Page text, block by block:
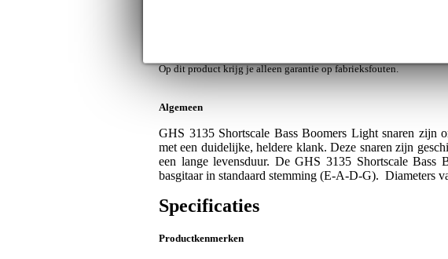
Op dit product krijg je alleen garantie op fabrieksfouten.
Algemeen
GHS 3135 Shortscale Bass Boomers Light snaren zijn
met een duidelijke, heldere klank. Deze snaren zijn
een lange levensduur. De GHS 3135 Shortscale Bass
basgitaar in standaard stemming (E-A-D-G). Diameters
Specificaties
Productkenmerken